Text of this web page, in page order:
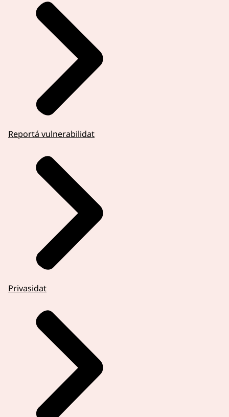
Reportá vulnerabilidat
Privasidat